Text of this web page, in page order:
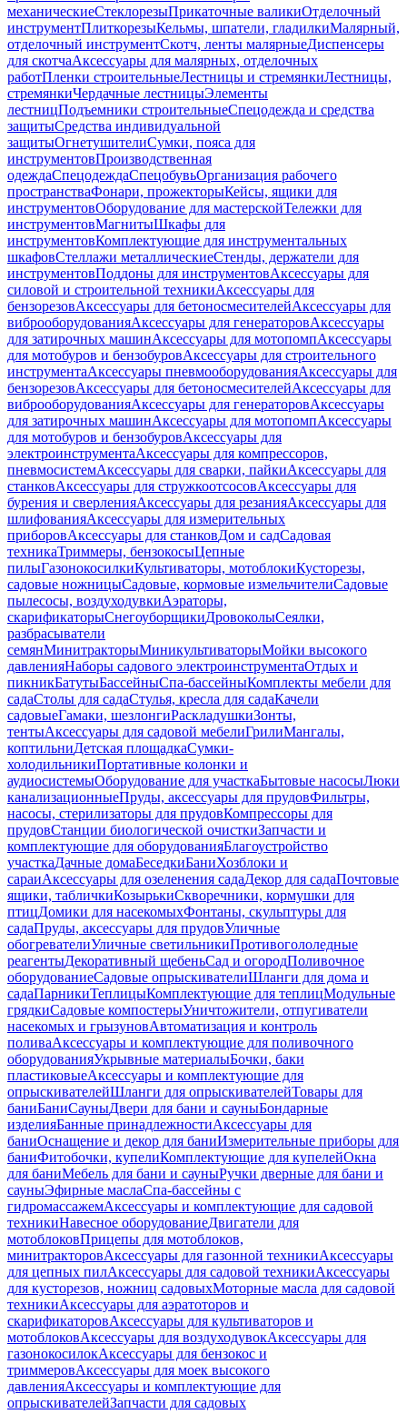
механическиеСтеклорезыПрикаточные валикиОтделочный
инструментПлиткорезыКельмы, шпатели, гладилкиМалярный,
отделочный инструментСкотч, ленты малярныеДиспенсеры
для скотчаАксессуары для малярных, отделочных
работПленки строительныеЛестницы и стремянкиЛестницы,
стремянкиЧердачные лестницыЭлементы
лестницПодъемники строительныеСпецодежда и средства
защитыСредства индивидуальной
защитыОгнетушителиСумки, пояса для
инструментовПроизводственная
одеждаСпецодеждаСпецобувьОрганизация рабочего
пространстваФонари, прожекторыКейсы, ящики для
инструментовОборудование для мастерскойТележки для
инструментовМагнитыШкафы для
инструментовКомплектующие для инструментальных
шкафовСтеллажи металлическиеСтенды, держатели для
инструментовПоддоны для инструментовАксессуары для
силовой и строительной техникиАксессуары для
бензорезовАксессуары для бетоносмесителейАксессуары для
виброоборудованияАксессуары для генераторовАксессуары
для затирочных машинАксессуары для мотопомпАксессуары
для мотобуров и бензобуровАксессуары для строительного
инструментаАксессуары пневмооборудованияАксессуары для
бензорезовАксессуары для бетоносмесителейАксессуары для
виброоборудованияАксессуары для генераторовАксессуары
для затирочных машинАксессуары для мотопомпАксессуары
для мотобуров и бензобуровАксессуары для
электроинструментаАксессуары для компрессоров,
пневмосистемАксессуары для сварки, пайкиАксессуары для
станковАксессуары для стружкоотсосовАксессуары для
бурения и сверленияАксессуары для резанияАксессуары для
шлифованияАксессуары для измерительных
приборовАксессуары для станковДом и садСадовая
техникаТриммеры, бензокосыЦепные
пилыГазонокосилкиКультиваторы, мотоблокиКусторезы,
садовые ножницыСадовые, кормовые измельчителиСадовые
пылесосы, воздуходувкиАэраторы,
скарификаторыСнегоуборщикиДровоколыСеялки,
разбрасыватели
семянМинитракторыМиникультиваторыМойки высокого
давленияНаборы садового электроинструментаОтдых и
пикникБатутыБассейныСпа-бассейныКомплекты мебели для
садаСтолы для садаСтулья, кресла для садаКачели
садовыеГамаки, шезлонгиРаскладушкиЗонты,
тентыАксессуары для садовой мебелиГрилиМангалы,
коптильниДетская площадкаСумки-
холодильникиПортативные колонки и
аудиосистемыОборудование для участкаБытовые насосыЛюки
канализационныеПруды, аксессуары для прудовФильтры,
насосы, стерилизаторы для прудовКомпрессоры для
прудовСтанции биологической очисткиЗапчасти и
комплектующие для оборудованияБлагоустройство
участкаДачные домаБеседкиБаниХозблоки и
сараиАксессуары для озеленения садаДекор для садаПочтовые
ящики, табличкиКозырькиСкворечники, кормушки для
птицДомики для насекомыхФонтаны, скульптуры для
садаПруды, аксессуары для прудовУличные
обогревателиУличные светильникиПротивогололедные
реагентыДекоративный щебеньСад и огородПоливочное
оборудованиеСадовые опрыскивателиШланги для дома и
садаПарникиТеплицыКомплектующие для теплицМодульные
грядкиСадовые компостерыУничтожители, отпугиватели
насекомых и грызуновАвтоматизация и контроль
поливаАксессуары и комплектующие для поливочного
оборудованияУкрывные материалыБочки, баки
пластиковыеАксессуары и комплектующие для
опрыскивателейШланги для опрыскивателейТовары для
баниБаниСауныДвери для бани и сауныБондарные
изделияБанные принадлежностиАксессуары для
баниОснащение и декор для баниИзмерительные приборы для
баниФитобочки, купелиКомплектующие для купелейОкна
для баниМебель для бани и сауныРучки дверные для бани и
сауныЭфирные маслаСпа-бассейны с
гидромассажемАксессуары и комплектующие для садовой
техникиНавесное оборудованиеДвигатели для
мотоблоковПрицепы для мотоблоков,
минитракторовАксессуары для газонной техникиАксессуары
для цепных пилАксессуары для садовой техникиАксессуары
для кусторезов, ножниц садовыхМоторные масла для садовой
техникиАксессуары для аэратоторов и
скарификаторовАксессуары для культиваторов и
мотоблоковАксессуары для воздуходувокАксессуары для
газонокосилокАксессуары для бензокос и
триммеровАксессуары для моек высокого
давленияАксессуары и комплектующие для
опрыскивателейЗапчасти для садовых